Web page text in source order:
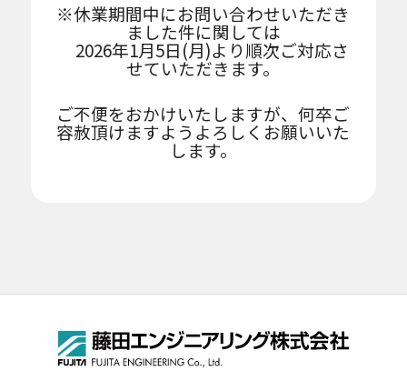
人が集まるイベントなどに適したモデル
※休業期間中にお問い合わせいただき
ました件に関しては
2026年1月5日(月)より順次ご対応さ
せていただきます。
ご不便をおかけいたしますが、何卒ご
容赦頂けますようよろしくお願いいた
します。